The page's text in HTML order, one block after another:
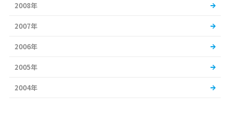
2008年
2007年
2006年
2005年
2004年